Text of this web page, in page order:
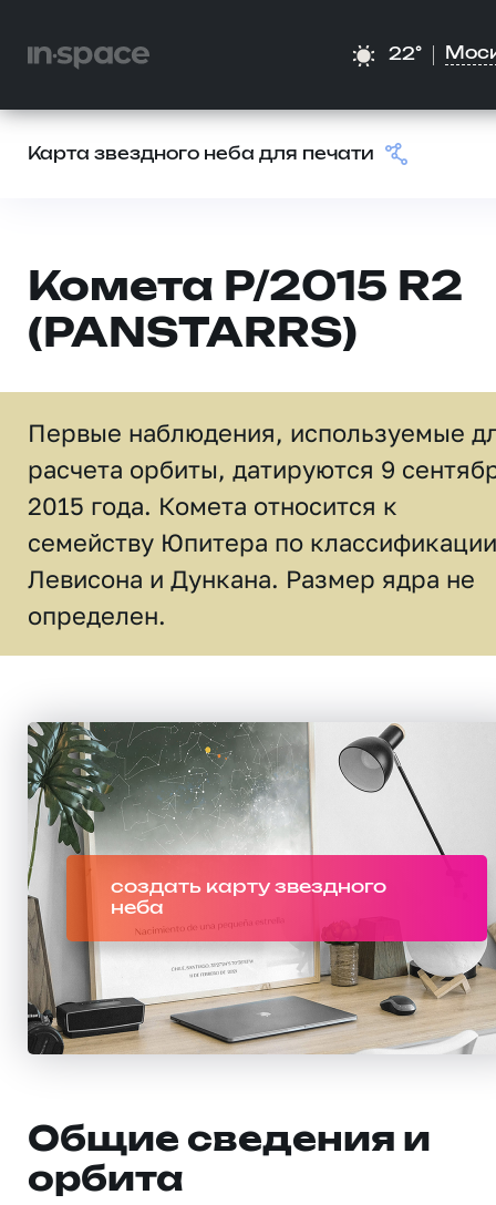
22°
Карта звездного неба для печати
Комета P/2015 R2
(PANSTARRS)
Первые наблюдения, используемые
расчета орбиты, датируются 9
2015 года. Комета относится к
семейству Юпитера по классификации
Левисона и Дункана. Размер ядра не
определен.
создать карту звездного
неба
Общие сведения и
орбита